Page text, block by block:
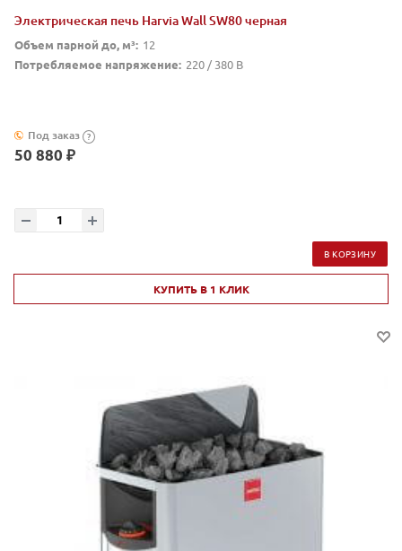
Электрическая печь Harvia Wall SW80 черная
Объем парной до, м³: 12
Потребляемое напряжение: 220 / 380 В
Под заказ ?
50 880 ₽
В КОРЗИНУ
КУПИТЬ В 1 КЛИК